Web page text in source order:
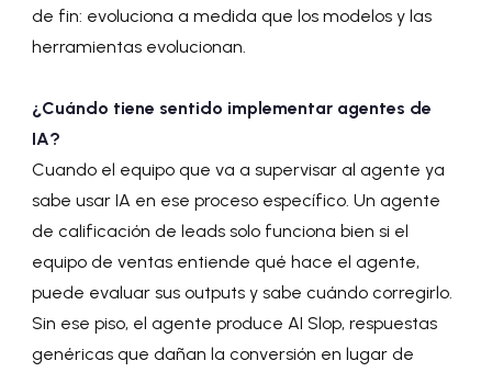
de fin: evoluciona a medida que los modelos y las
herramientas evolucionan.
¿Cuándo tiene sentido implementar agentes de
IA?
Cuando el equipo que va a supervisar al agente ya
sabe usar IA en ese proceso específico. Un agente
de calificación de leads solo funciona bien si el
equipo de ventas entiende qué hace el agente,
puede evaluar sus outputs y sabe cuándo corregirlo.
Sin ese piso, el agente produce AI Slop, respuestas
genéricas que dañan la conversión en lugar de